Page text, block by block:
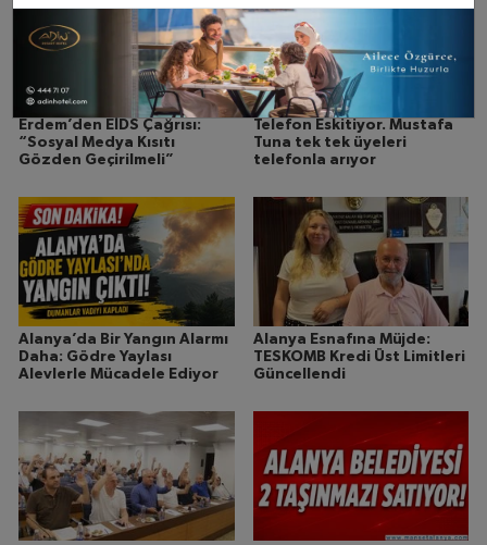
ALTSO Başkanı Eray
Erdem’den EİDS Çağrısı:
“Sosyal Medya Kısıtı
Gözden Geçirilmeli”
Ayakkabı Eskitmek Yerine
Telefon Eskitiyor. Mustafa
Tuna tek tek üyeleri
telefonla arıyor
Alanya’da Bir Yangın Alarmı
Daha: Gödre Yaylası
Alevlerle Mücadele Ediyor
Alanya Esnafına Müjde:
TESKOMB Kredi Üst Limitleri
Güncellendi